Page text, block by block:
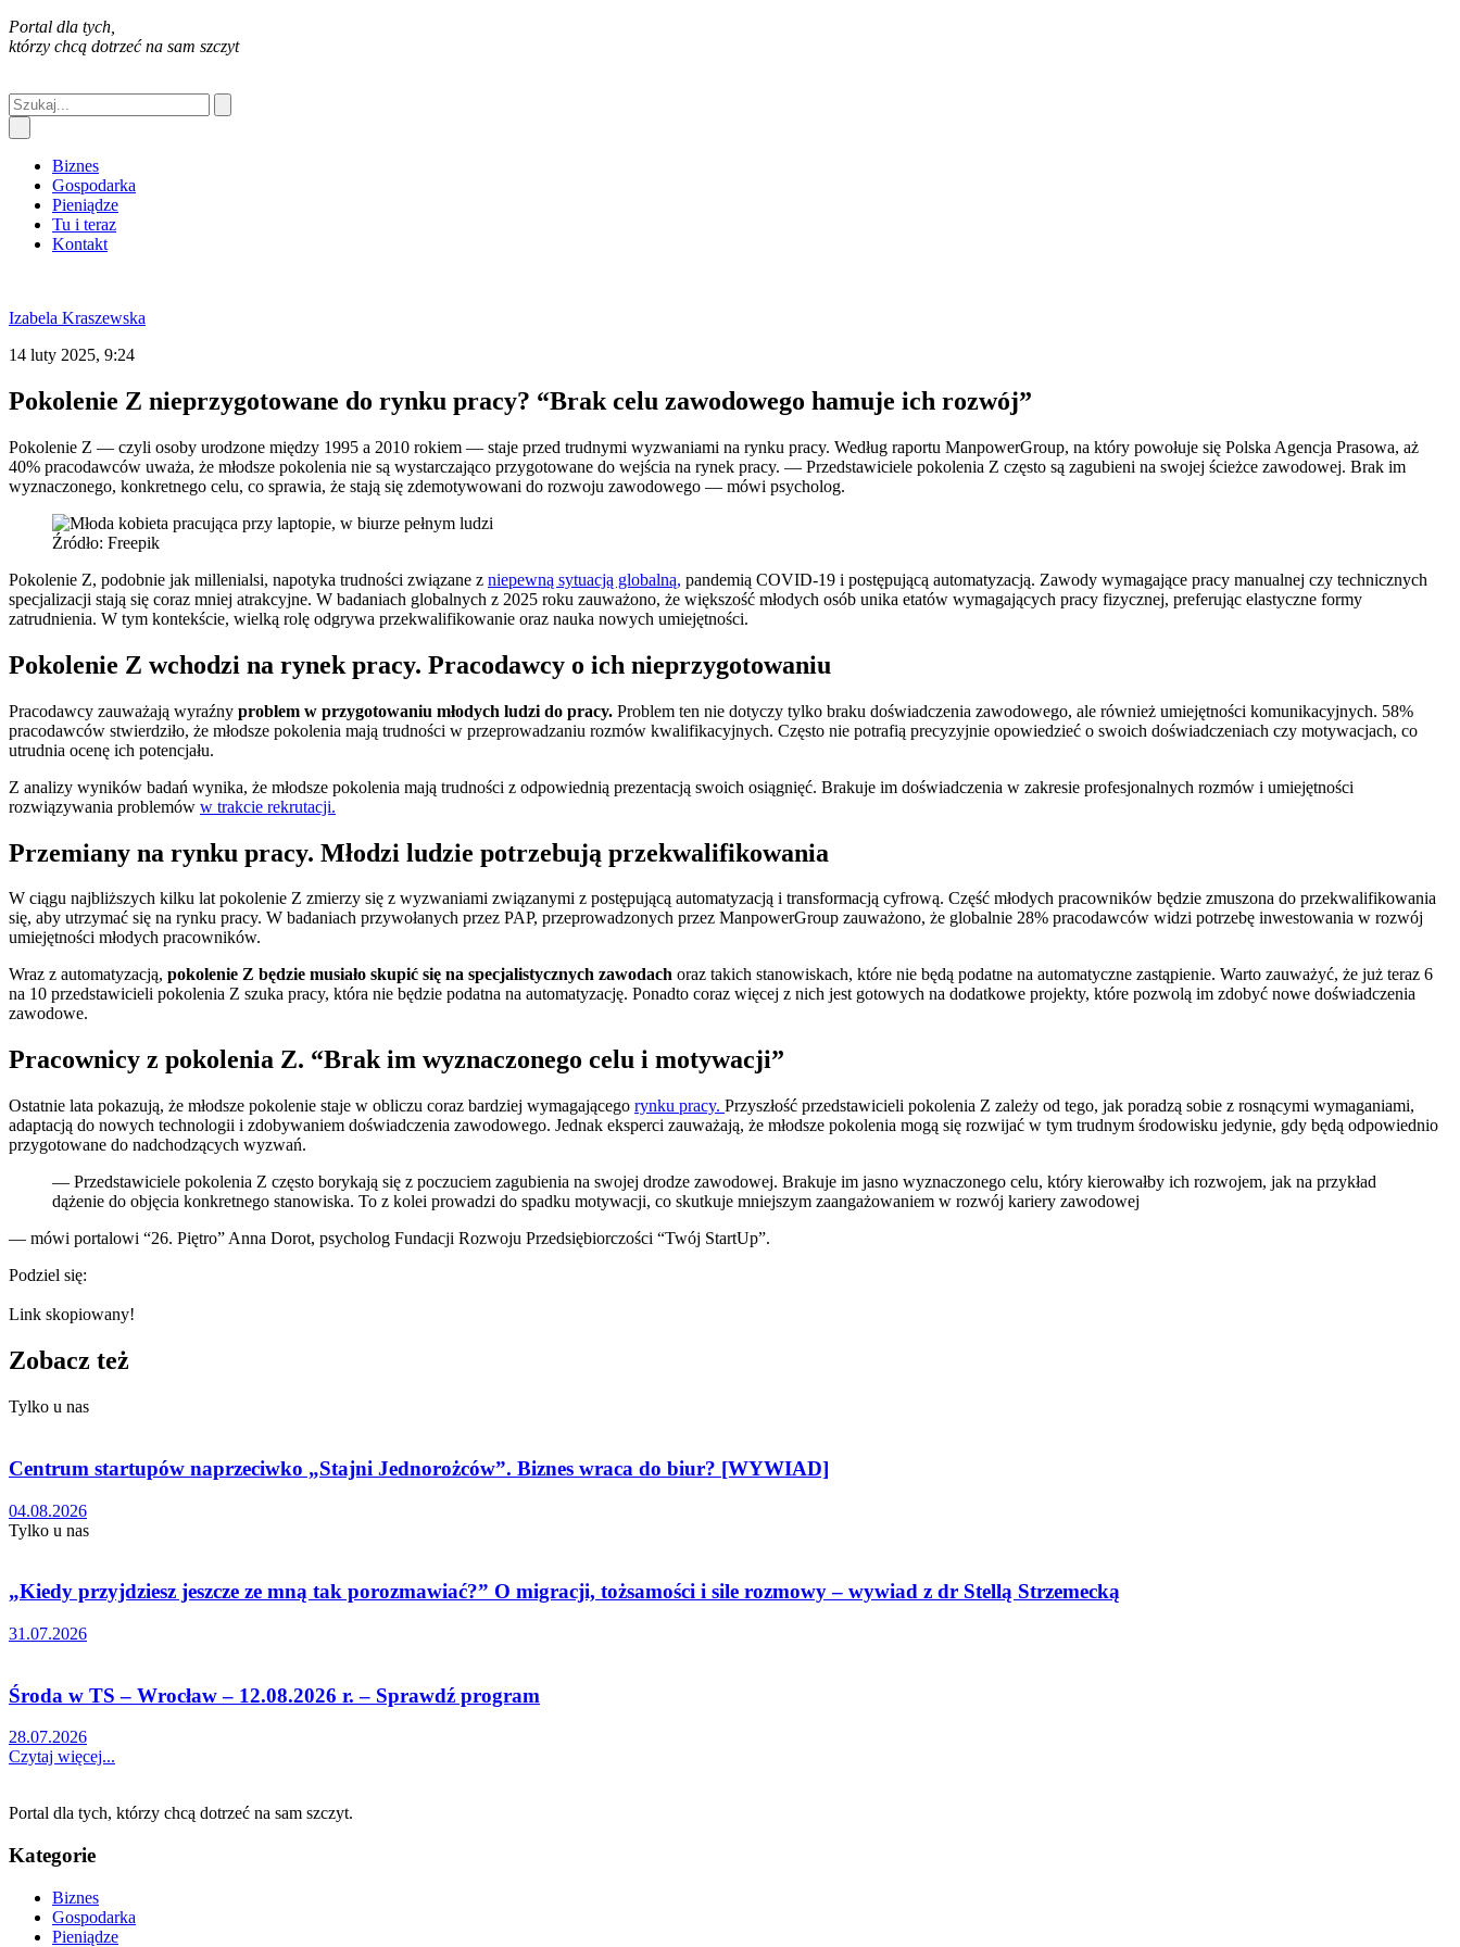
Portal dla tych,
którzy chcą dotrzeć na sam szczyt
Biznes
Gospodarka
Pieniądze
Tu i teraz
Kontakt
Izabela Kraszewska
14 luty 2025, 9:24
Pokolenie Z nieprzygotowane do rynku pracy? “Brak celu zawodowego hamuje ich rozwój”
Pokolenie Z — czyli osoby urodzone między 1995 a 2010 rokiem — staje przed trudnymi wyzwaniami na rynku pracy. Według raportu ManpowerGroup, na który powołuje się Polska Agencja Prasowa, aż
40% pracodawców uważa, że młodsze pokolenia nie są wystarczająco przygotowane do wejścia na rynek pracy. — Przedstawiciele pokolenia Z często są zagubieni na swojej ścieżce zawodowej. Brak im
wyznaczonego, konkretnego celu, co sprawia, że stają się zdemotywowani do rozwoju zawodowego — mówi psycholog.
Źródło: Freepik
Pokolenie Z, podobnie jak millenialsi, napotyka trudności związane z niepewną sytuacją globalną, pandemią COVID-19 i postępującą automatyzacją. Zawody wymagające pracy manualnej czy technicznych
specjalizacji stają się coraz mniej atrakcyjne. W badaniach globalnych z 2025 roku zauważono, że większość młodych osób unika etatów wymagających pracy fizycznej, preferując elastyczne formy
zatrudnienia. W tym kontekście, wielką rolę odgrywa przekwalifikowanie oraz nauka nowych umiejętności.
Pokolenie Z wchodzi na rynek pracy. Pracodawcy o ich nieprzygotowaniu
Pracodawcy zauważają wyraźny problem w przygotowaniu młodych ludzi do pracy. Problem ten nie dotyczy tylko braku doświadczenia zawodowego, ale również umiejętności komunikacyjnych. 58%
pracodawców stwierdziło, że młodsze pokolenia mają trudności w przeprowadzaniu rozmów kwalifikacyjnych. Często nie potrafią precyzyjnie opowiedzieć o swoich doświadczeniach czy motywacjach, co
utrudnia ocenę ich potencjału.
Z analizy wyników badań wynika, że młodsze pokolenia mają trudności z odpowiednią prezentacją swoich osiągnięć. Brakuje im doświadczenia w zakresie profesjonalnych rozmów i umiejętności
rozwiązywania problemów w trakcie rekrutacji.
Przemiany na rynku pracy. Młodzi ludzie potrzebują przekwalifikowania
W ciągu najbliższych kilku lat pokolenie Z zmierzy się z wyzwaniami związanymi z postępującą automatyzacją i transformacją cyfrową. Część młodych pracowników będzie zmuszona do przekwalifikowania
się, aby utrzymać się na rynku pracy. W badaniach przywołanych przez PAP, przeprowadzonych przez ManpowerGroup zauważono, że globalnie 28% pracodawców widzi potrzebę inwestowania w rozwój
umiejętności młodych pracowników.
Wraz z automatyzacją, pokolenie Z będzie musiało skupić się na specjalistycznych zawodach oraz takich stanowiskach, które nie będą podatne na automatyczne zastąpienie. Warto zauważyć, że już teraz 6
na 10 przedstawicieli pokolenia Z szuka pracy, która nie będzie podatna na automatyzację. Ponadto coraz więcej z nich jest gotowych na dodatkowe projekty, które pozwolą im zdobyć nowe doświadczenia
zawodowe.
Pracownicy z pokolenia Z. “Brak im wyznaczonego celu i motywacji”
Ostatnie lata pokazują, że młodsze pokolenie staje w obliczu coraz bardziej wymagającego rynku pracy. Przyszłość przedstawicieli pokolenia Z zależy od tego, jak poradzą sobie z rosnącymi wymaganiami,
adaptacją do nowych technologii i zdobywaniem doświadczenia zawodowego. Jednak eksperci zauważają, że młodsze pokolenia mogą się rozwijać w tym trudnym środowisku jedynie, gdy będą odpowiednio
przygotowane do nadchodzących wyzwań.
— Przedstawiciele pokolenia Z często borykają się z poczuciem zagubienia na swojej drodze zawodowej. Brakuje im jasno wyznaczonego celu, który kierowałby ich rozwojem, jak na przykład
dążenie do objęcia konkretnego stanowiska. To z kolei prowadzi do spadku motywacji, co skutkuje mniejszym zaangażowaniem w rozwój kariery zawodowej
— mówi portalowi “26. Piętro” Anna Dorot, psycholog Fundacji Rozwoju Przedsiębiorczości “Twój StartUp”.
Podziel się:
Link skopiowany!
Zobacz też
Tylko u nas
Centrum startupów naprzeciwko „Stajni Jednorożców”. Biznes wraca do biur? [WYWIAD]
04.08.2026
Tylko u nas
„Kiedy przyjdziesz jeszcze ze mną tak porozmawiać?” O migracji, tożsamości i sile rozmowy – wywiad z dr Stellą Strzemecką
31.07.2026
Środa w TS – Wrocław – 12.08.2026 r. – Sprawdź program
28.07.2026
Czytaj więcej...
Portal dla tych, którzy chcą dotrzeć na sam szczyt.
Kategorie
Biznes
Gospodarka
Pieniądze